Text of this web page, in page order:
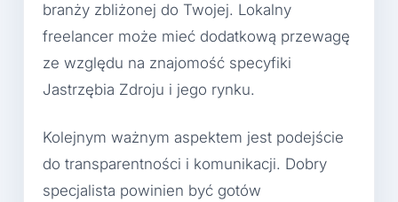
branży zbliżonej do Twojej. Lokalny
freelancer może mieć dodatkową przewagę
ze względu na znajomość specyfiki
Jastrzębia Zdroju i jego rynku.
Kolejnym ważnym aspektem jest podejście
do transparentności i komunikacji. Dobry
specjalista powinien być gotów